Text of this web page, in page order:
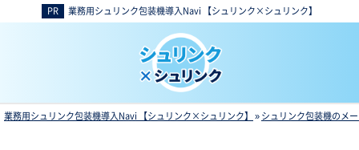
業務用シュリンク包装機導入Navi 【シュリンク×シュリンク】
業務用シュリンク包装機導入Navi 【シュリンク×シュリンク】 »シュリンク包装機のメ